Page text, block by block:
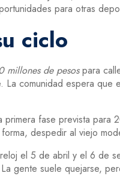
para otras
ciclo
millones de pesospara
comunidad espera que
fase prevista
despedir al viejo
el 5 de abril y el 6 de
gente suele quejarse,